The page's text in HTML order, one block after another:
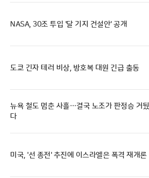
NASA, 30조 투입 '달 기지 건설안' 공개
도쿄 긴자 테러 비상, 방호복 대원 긴급 출동
뉴욕 철도 멈춘 사흘…결국 노조가 판정승 거뒀
다
미국, '선 종전' 추진에 이스라엘은 폭격 재개론